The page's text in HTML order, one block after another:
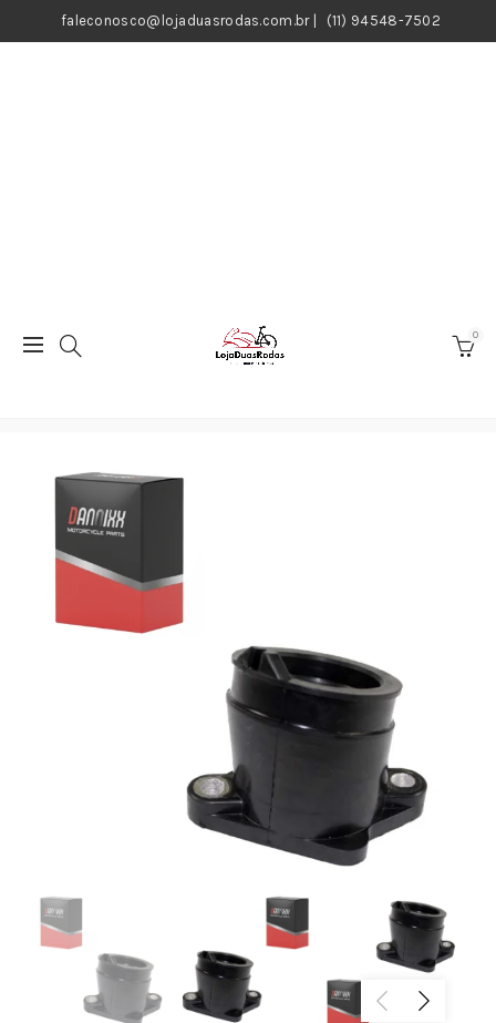
faleconosco@lojaduasrodas.com.br| (11) 94548-7502
0